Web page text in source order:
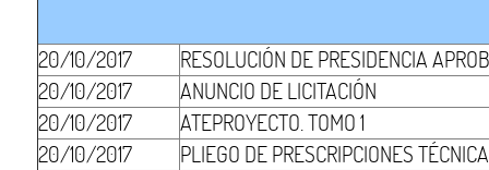
20/10/2017
RESOLUCIÓN DE PRESIDENCIA
20/10/2017
ANUNCIO DE LICITACIÓN
20/10/2017
ATEPROYECTO. TOMO 1
20/10/2017
PLIEGO DE PRESCRIPCIONES